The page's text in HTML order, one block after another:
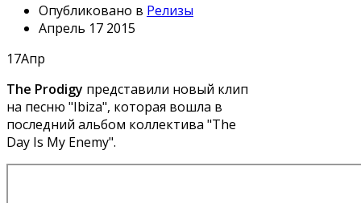
Опубликовано в Релизы
Апрель 17 2015
17Апр
The Prodigy представили новый клип
на песню "Ibiza", которая вошла в
последний альбом коллектива "The
Day Is My Enemy".